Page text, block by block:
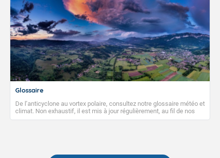
Glossaire
De l’anticyclone au vortex polaire, consultez notre glossaire météo et
climat. Non exhaustif, il est mis à jour régulièrement, au fil de nos
publications. Vous y trouverez également des liens utiles vers nos